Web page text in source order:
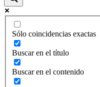
Sólo coincidencias exactas
Buscar en el título
Buscar en el contenido